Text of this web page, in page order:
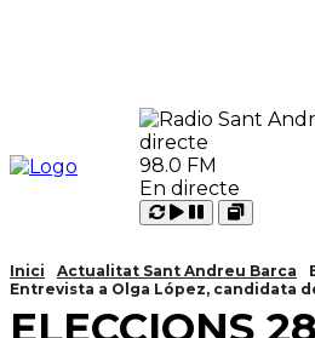
98.0 FM
En directe
Carregant
Reproduir
Pausar
Open
Inici Actualitat Sant Andreu Barca
Entrevista a Olga López, candidata